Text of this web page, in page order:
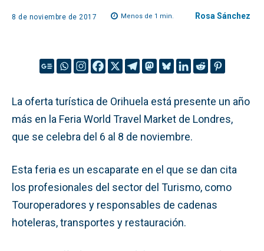
8 de noviembre de 2017 Menos de 1 min. Rosa Sánchez
La oferta turística de Orihuela está presente un año
más en la Feria World Travel Market de Londres,
que se celebra del 6 al 8 de noviembre.
Esta feria es un escaparate en el que se dan cita
los profesionales del sector del Turismo, como
Touroperadores y responsables de cadenas
hoteleras, transportes y restauración.